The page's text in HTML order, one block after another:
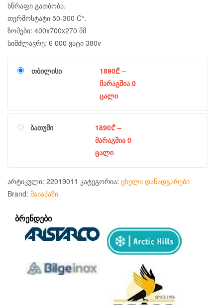
სწრაფი გათბობა.
თერმოსტატი 50-300 C°.
ზომები: 400x700x270 მმ
სიმძლავრე: 6 000 ვატი 380v
თბილისი 1890₾–
მარაგშია 0
ცალი
ბათუმი 1890₾–
მარაგშია 0
ცალი
არტიკული: 22019011 კატეგორია: ცხელი დანადგარები
Brand: მაიაპაზი
ᲑᲠᲔᲜᲓᲔᲑᲘ